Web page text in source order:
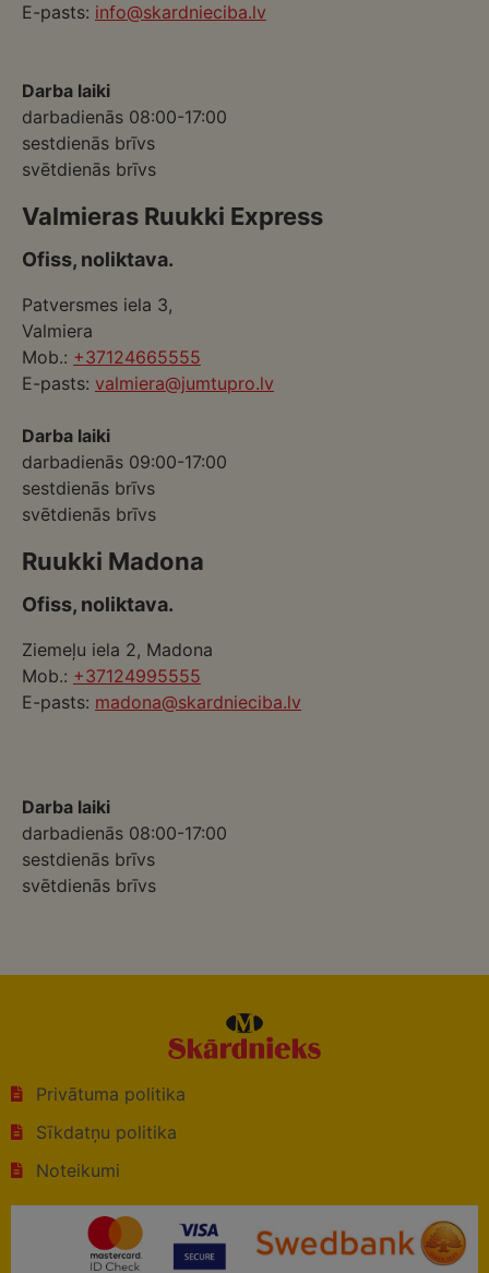
E-pasts: info@skardnieciba.lv
Darba laiki
darbadienās 08:00-17:00
sestdienās brīvs
svētdienās brīvs
Valmieras Ruukki Express
Ofiss, noliktava.
Patversmes iela 3,
Valmiera
Mob.: +37124665555
E-pasts: valmiera@jumtupro.lv
Darba laiki
darbadienās 09:00-17:00
sestdienās brīvs
svētdienās brīvs
Ruukki Madona
Ofiss, noliktava.
Ziemeļu iela 2, Madona
Mob.: +37124995555
E-pasts: madona@skardnieciba.lv
Darba laiki
darbadienās 08:00-17:00
sestdienās brīvs
svētdienās brīvs
Privātuma politika
Sīkdatņu politika
Noteikumi